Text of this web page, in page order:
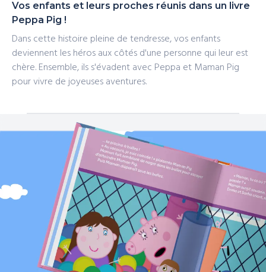
Vos enfants et leurs proches réunis dans un livre
Peppa Pig !
Dans cette histoire pleine de tendresse, vos enfants
deviennent les héros aux côtés d'une personne qui leur est
chère. Ensemble, ils s'évadent avec Peppa et Maman Pig
pour vivre de joyeuses aventures.